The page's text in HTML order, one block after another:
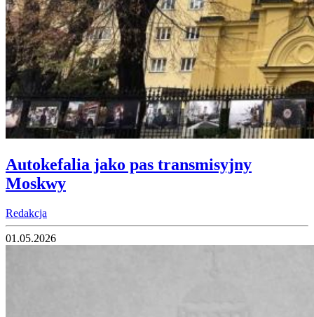
Autokefalia jako pas transmisyjny
Moskwy
Redakcja
01.05.2026